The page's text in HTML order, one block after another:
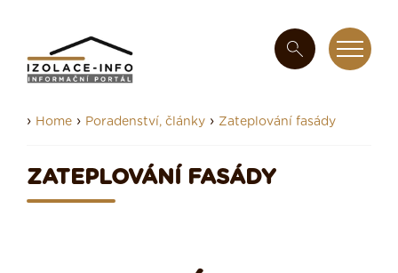
› Home › Poradenství, články › Zateplování fasády
ZATEPLOVÁNÍ FASÁDY